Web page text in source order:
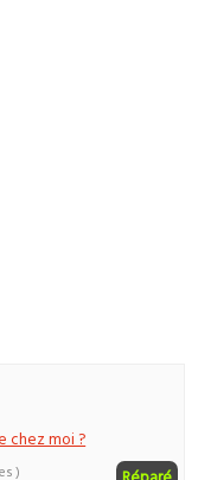
chez moi ?
)